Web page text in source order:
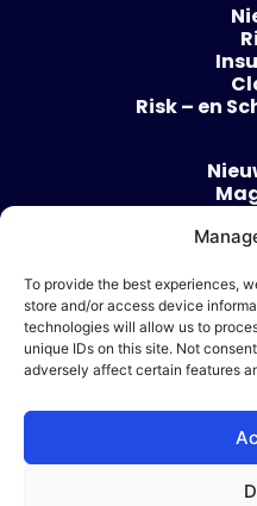
To provide the best experiences,
store and/or access device
technologies will allow us to
unique IDs on this site. Not
adversely affect certain features
Risk – en
Algemene
Ik wil